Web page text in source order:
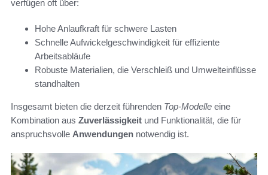
verfügen oft über:
Hohe Anlaufkraft für schwere Lasten
Schnelle Aufwickelgeschwindigkeit für effiziente
Arbeitsabläufe
Robuste Materialien, die Verschleiß und Umwelteinflüsse
standhalten
Insgesamt bieten die derzeit führenden Top-Modelle eine
Kombination aus Zuverlässigkeit und Funktionalität, die für
anspruchsvolle Anwendungen notwendig ist.